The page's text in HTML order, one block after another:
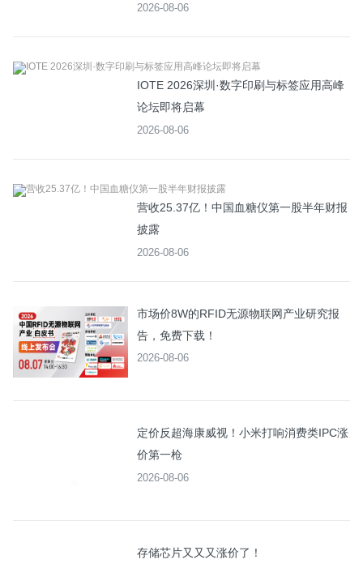
2026-08-06
IOTE 2026深圳·数字印刷与标签应用高峰
论坛即将启幕
2026-08-06
营收25.37亿！中国血糖仪第一股半年财报
披露
2026-08-06
市场价8W的RFID无源物联网产业研究报
告，免费下载！
2026-08-06
定价反超海康威视！小米打响消费类IPC涨
价第一枪
2026-08-06
存储芯片又又又涨价了！